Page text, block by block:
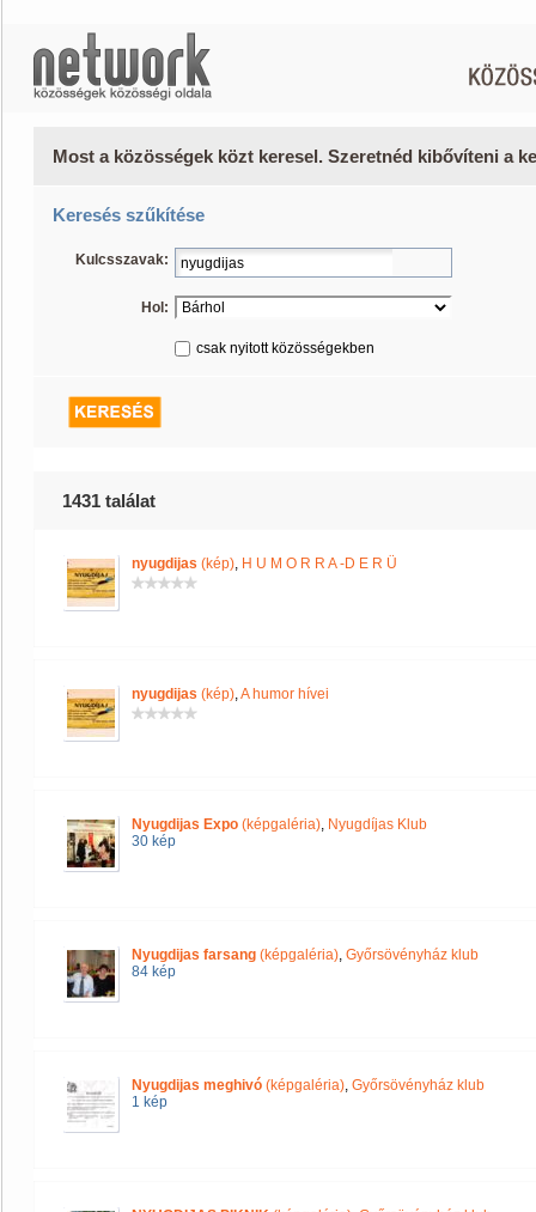
Most a közösségek közt keresel. Szeretnéd kibővíteni a
Keresés szűkítése
Kulcsszavak:
Hol:
csak nyitott közösségekben
1431 találat
nyugdijas (kép), H U M O R R A -D E R Ü
nyugdijas (kép),A humor hívei
Nyugdijas Expo (képgaléria), Nyugdíjas Klub
30 kép
Nyugdijas farsang (képgaléria), Győrsövényház klub
84 kép
Nyugdijas meghivó (képgaléria), Győrsövényház klub
1 kép